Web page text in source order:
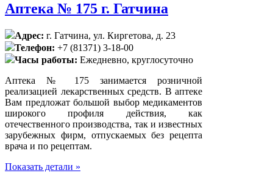
Аптека № 175 г. Гатчина
Адрес: г. Гатчина, ул. Киргетова, д. 23
Телефон: +7 (81371) 3-18-00
Часы работы: Ежедневно, круглосуточно
Аптека № 175 занимается розничной
реализацией лекарственных средств. В аптеке
Вам предложат большой выбор медикаментов
широкого профиля действия, как
отечественного производства, так и известных
зарубежных фирм, отпускаемых без рецепта
врача и по рецептам.
Показать детали »